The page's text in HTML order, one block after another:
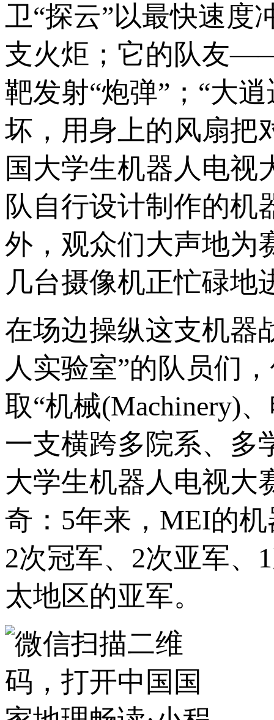
卫“探云”以最快速度
支火炬；它的队友
靶发射“炮弹”；“大
坏，用身上的风扇把
国大学生机器人电视
队自行设计制作的机
外，观众们大声地为
几台摄像机正忙碌地
在场边操纵这支机器
人实验室”的队员们
取“机械(Machinery)
一支横跨多院系、多
大学生机器人电视大
奇：5年来，MEI的
2次冠军、2次亚军、
太地区的亚军。